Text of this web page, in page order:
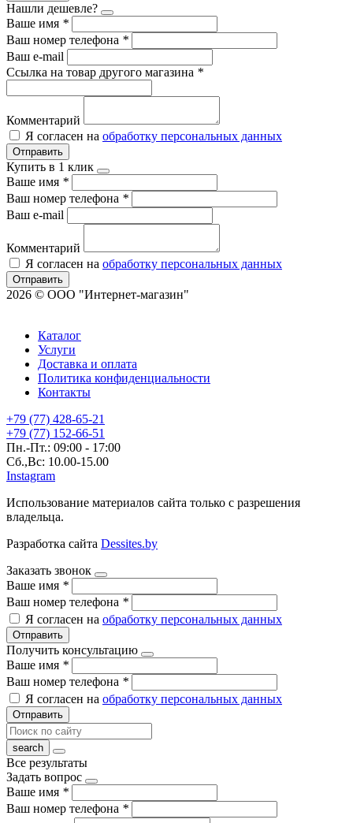
Нашли дешевле?
Ваше имя *
Ваш номер телефона *
Ваш e-mail
Ссылка на товар другого магазина *
Комментарий
Я согласен на обработку персональных данных
Отправить
Купить в 1 клик
Ваше имя *
Ваш номер телефона *
Ваш e-mail
Комментарий
Я согласен на обработку персональных данных
Отправить
2026 © ООО "Интернет-магазин"
Каталог
Услуги
Доставка и оплата
Политика конфиденциальности
Контакты
+79 (77) 428-65-21
+79 (77) 152-66-51
Пн.-Пт.: 09:00 - 17:00
Сб.,Вс: 10.00-15.00
Instagram
Использование материалов сайта только с разрешения
владельца.
Разработка сайта Dessites.by
Заказать звонок
Ваше имя *
Ваш номер телефона *
Я согласен на обработку персональных данных
Отправить
Получить консультацию
Ваше имя *
Ваш номер телефона *
Я согласен на обработку персональных данных
Отправить
Все результаты
Задать вопрос
Ваше имя *
Ваш номер телефона *